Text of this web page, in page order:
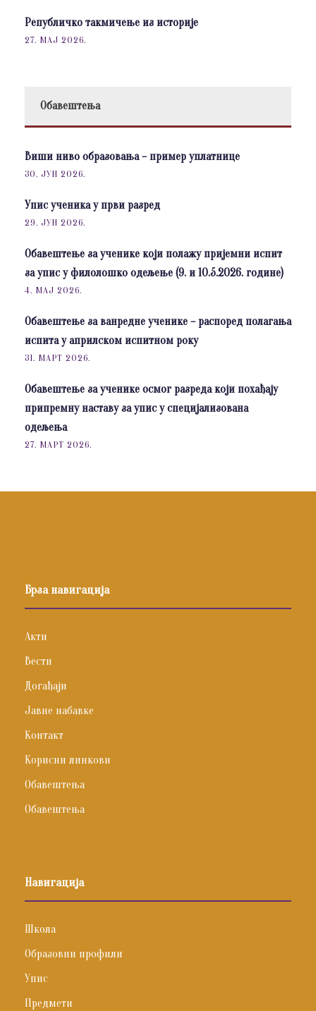
Републичко такмичење из историје
27. МАЈ 2026.
Обавештења
Виши ниво образовања – пример уплатнице
30. ЈУН 2026.
Упис ученика у први разред
29. ЈУН 2026.
Обавештење за ученике који полажу пријемни испит
за упис у филолошко одељење (9. и 10.5.2026. године)
4. МАЈ 2026.
Обавештење за ванредне ученике – распоред полагања
испита у априлском испитном року
31. МАРТ 2026.
Обавештење за ученике осмог разреда који похађају
припремну наставу за упис у специјализована
одељења
27. МАРТ 2026.
Брза навигација
Акти
Вести
Догађаји
Јавне набавке
Контакт
Корисни линкови
Обавештења
Обавештења
Навигација
Школа
Образовни профили
Упис
Предмети